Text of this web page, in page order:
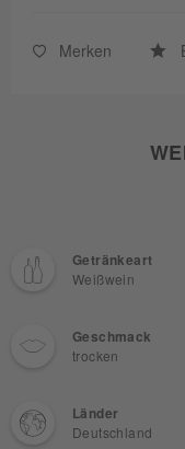
Merken
Getränkeart
Weißwein
Geschmack
trocken
Länder
Deutschland